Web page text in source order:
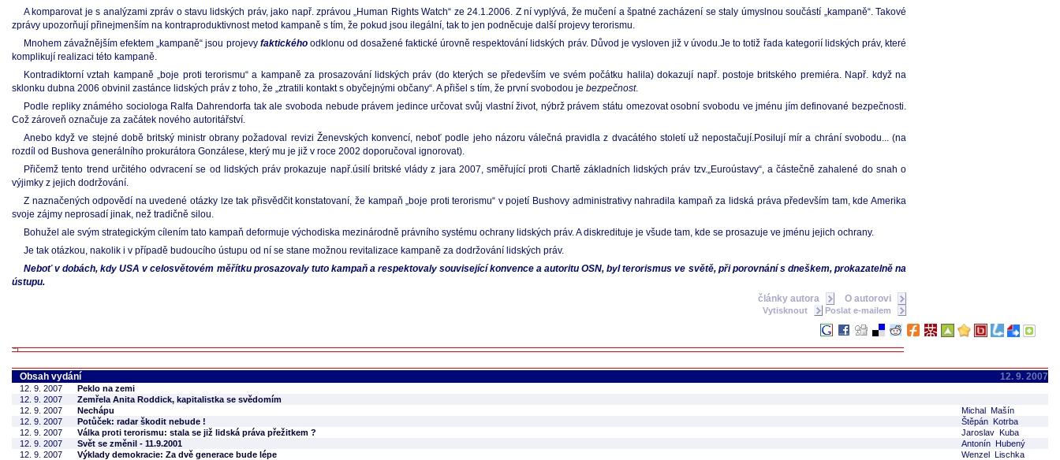
A komparovat je s analýzami zpráv o stavu lidských práv, jako např. zprávou „Human Rights Watch“ ze 24.1.2006. Z ní vyplývá, že mučení a špatné zacházení se staly úmyslnou součástí „kampaně“. Takové
zprávy upozorňují přinejmenším na kontraproduktivnost metod kampaně s tím, že pokud jsou ilegální, tak to jen podněcuje další projevy terorismu.
Mnohem závažnějším efektem „kampaně“ jsou projevy faktickéhoodklonu od dosažené faktické úrovně respektování lidských práv. Důvod je vysloven již v úvodu.Je to totiž řada kategorií lidských práv, které
komplikují realizaci této kampaně.
Kontradiktorní vztah kampaně „boje proti terorismu“ a kampaně za prosazování lidských práv (do kterých se především ve svém počátku halila) dokazují např. postoje britského premiéra. Např. když na
sklonku dubna 2006 obvinil zastánce lidských práv z toho, že „ztratili kontakt s obyčejnými občany“. A přišel s tím, že první svobodou je bezpečnost.
Podle repliky známého sociologa Ralfa Dahrendorfa tak ale svoboda nebude právem jedince určovat svůj vlastní život, nýbrž právem státu omezovat osobní svobodu ve jménu jím definované bezpečnosti.
Což zároveň označuje za začátek nového autoritářství.
Anebo když ve stejné době britský ministr obrany požadoval revizi Ženevských konvencí, neboť podle jeho názoru válečná pravidla z dvacátého století už nepostačují.Posilují mír a chrání svobodu... (na
rozdíl od Bushova generálního prokurátora Gonzálese, který mu je již v roce 2002 doporučoval ignorovat).
Přičemž tento trend určitého odvracení se od lidských práv prokazuje např.úsilí britské vlády z jara 2007, směřující proti Chartě základních lidských práv tzv.„Euroústavy“, a částečně zahalené do snah o
výjimky z jejich dodržování.
Z naznačených odpovědí na uvedené otázky lze tak přisvědčit konstatovaní, že kampaň „boje proti terorismu“ v pojetí Bushovy administrativy nahradila kampaň za lidská práva především tam, kde Amerika
svoje zájmy neprosadí jinak, než tradičně silou.
Bohužel ale svým strategickým cílením tato kampaň deformuje východiska mezinárodně právního systému ochrany lidských práv. A diskredituje je všude tam, kde se prosazuje ve jménu jejich ochrany.
Je tak otázkou, nakolik i v případě budoucího ústupu od ní se stane možnou revitalizace kampaně za dodržování lidských práv.
Neboť v dobách, kdy USA v celosvětovém měřítku prosazovaly tuto kampaň a respektovaly související konvence a autoritu OSN, byl terorismus ve světě, při porovnání s dneškem, prokazatelně na
ústupu.
články autora
O autorovi
Vytisknout Poslat e-mailem
Obsah vydání 12. 9. 2007
12. 9. 2007
Peklo na zemi
12. 9. 2007
Zemřela Anita Roddick, kapitalistka se svědomím
12. 9. 2007
Nechápu
Michal Mašín
12. 9. 2007
Potůček: radar škodit nebude !
Štěpán Kotrba
12. 9. 2007
Válka proti terorismu: stala se již lidská práva přežitkem ?
Jaroslav Kuba
12. 9. 2007
Svět se změnil - 11.9.2001
Antonín Hubený
12. 9. 2007
Výklady demokracie: Za dvě generace bude lépe
Wenzel Lischka